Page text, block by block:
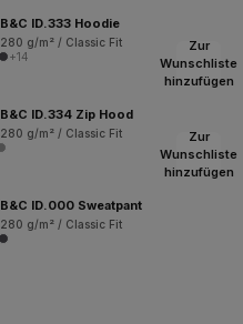
B&C ID.333 Hoodie
280 g/m² / Classic Fit
+14
Zur
Wunschliste
hinzufügen
B&C ID.334 Zip Hood
280 g/m² / Classic Fit
Zur
Wunschliste
hinzufügen
B&C ID.000 Sweatpant
280 g/m² / Classic Fit